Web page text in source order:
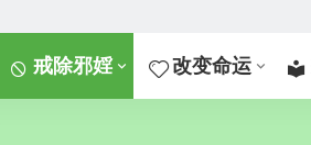
戒除邪婬 改变命运